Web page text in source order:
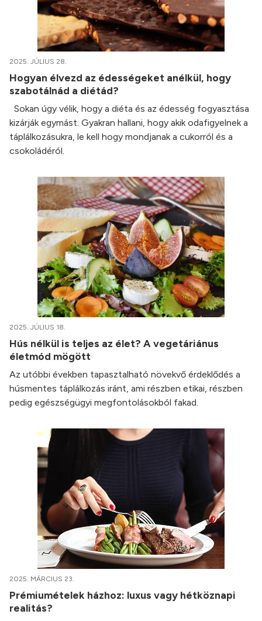
2025. JÚLIUS 28.
Hogyan élvezd az édességeket anélkül, hogy
szabotálnád a diétád?
Sokan úgy vélik, hogy a diéta és az édesség fogyasztása
kizárják egymást. Gyakran hallani, hogy akik odafigyelnek a
táplálkozásukra, le kell hogy mondjanak a cukorról és a
csokoládéról.
2025. JÚLIUS 18.
Hús nélkül is teljes az élet? A vegetáriánus
életmód mögött
Az utóbbi években tapasztalható növekvő érdeklődés a
húsmentes táplálkozás iránt, ami részben etikai, részben
pedig egészségügyi megfontolásokból fakad.
2025. MÁRCIUS 23.
Prémiumételek házhoz: luxus vagy hétköznapi
realitás?